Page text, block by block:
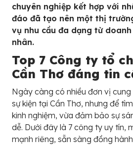
chuyên nghiệp kết hợp với
đáo đã tạo nên một thị
vụ nhu cầu đa dạng từ
nhân.
Top 7 Công ty tổ
Cần Thơ đáng tin
Ngày càng có nhiều đơn vị
sự kiện tại Cần Thơ, nhưng để
kinh nghiệm, vừa đảm bảo sự
dễ. Dưới đây là 7 công ty uy tín,
mạnh riêng, sẵn sàng đồng